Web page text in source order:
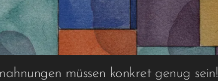
müssen konkret genug sein!